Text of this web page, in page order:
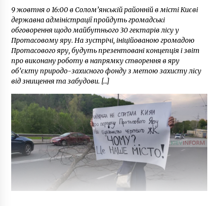
9 жовтня о 16:00 в Солом’янській районній в місті Києві
державна адміністрації пройдуть громадські
обговорення щодо майбутнього 30 гектарів лісу у
Протасовому яру. На зустрічі, ініційованою громадою
Протасового яру, будуть презентовані концепція і звіт
про виконану роботу в напрямку створення в яру
об’єкту природо-захисного фонду з метою захисту лісу
від знищення та забудови. […]